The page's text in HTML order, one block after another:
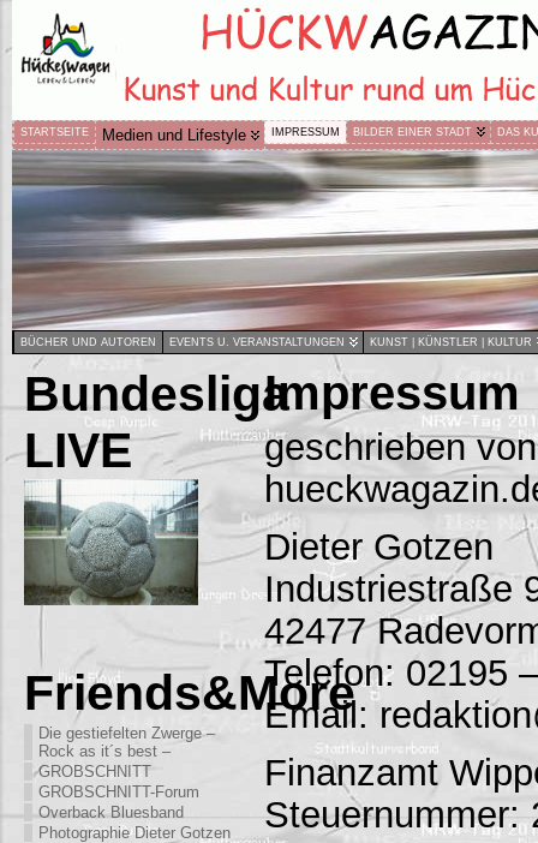
STARTSEITE Medien und Lifestyle IMPRESSUM BILDER EINER STADT DAS
BÜCHER UND AUTOREN EVENTS U. VERANSTALTUNGEN KUNST | KÜNSTLER | KULTUR
Bundesliga
LIVE
Friends&More
Die gestiefelten Zwerge –
Rock as it´s best –
GROBSCHNITT
GROBSCHNITT-Forum
Overback Bluesband
Photographie Dieter Gotzen
Impressum
geschrieben
Dieter Gotzen
Industriestraße
42477
Telefon: 02195
Email:
Finanzamt
Steuernummer: